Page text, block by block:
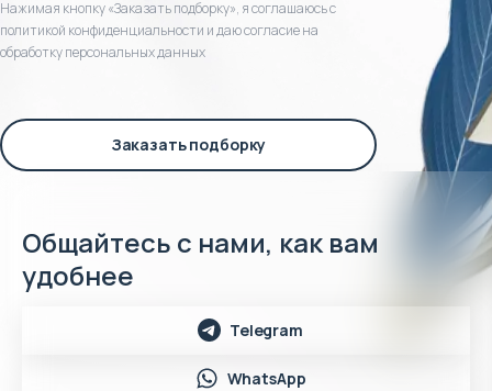
Нажимая кнопку «Заказать подборку», я соглашаюсь с
политикой конфиденциальности и даю согласие на
обработку персональных данных
Заказать подборку
Общайтесь с нами, как вам
удобнее
Telegram
WhatsApp